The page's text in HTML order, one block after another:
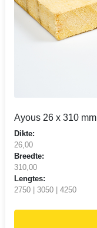
Ayous 26 x 310 mm
Dikte:
26,00
Breedte:
310,00
Lengtes:
2750 | 3050 | 4250